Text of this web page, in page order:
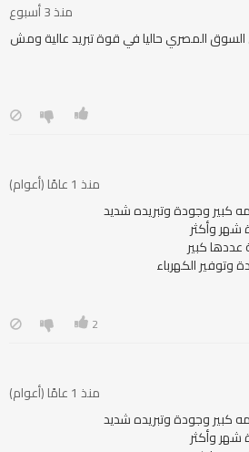
منذ 3 أسبوع
المصري حاليا في قوة تبريد عالية ومش
منذ 1 عامًا (أعوام)
الكهرباء
2
منذ 1 عامًا (أعوام)